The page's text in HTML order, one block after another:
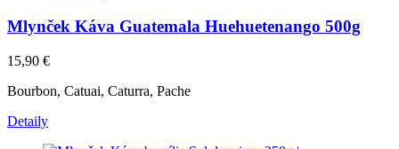
Mlynček Káva Guatemala Huehuetenango 500g
15,90 €
Bourbon, Catuai, Caturra, Pache
Detaily